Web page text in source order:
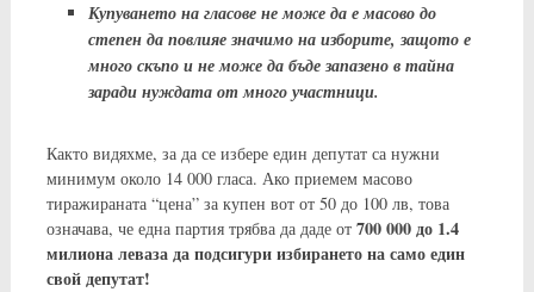
Купуването на гласове не може да е масово до
степен да повлияе значимо на изборите, защото е
много скъпо и не може да бъде запазено в тайна
заради нуждата от много участници.
Както видяхме, за да се избере един депутат са нужни
минимум около 14 000 гласа. Ако приемем масово
тиражираната “цена” за купен вот от 50 до 100 лв, това
означава, че една партия трябва да даде от 700 000 до 1.4
милиона леваза да подсигури избирането на само един
свой депутат!